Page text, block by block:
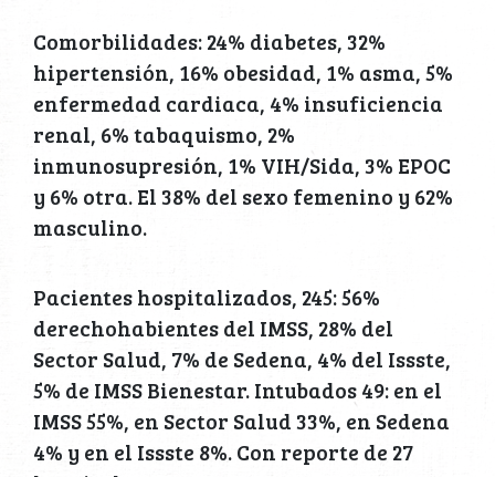
Comorbilidades: 24% diabetes, 32%
hipertensión, 16% obesidad, 1% asma, 5%
enfermedad cardiaca, 4% insuficiencia
renal, 6% tabaquismo, 2%
inmunosupresión, 1% VIH/Sida, 3% EPOC
y 6% otra. El 38% del sexo femenino y 62%
masculino.
Pacientes hospitalizados, 245: 56%
derechohabientes del IMSS, 28% del
Sector Salud, 7% de Sedena, 4% del Issste,
5% de IMSS Bienestar. Intubados 49: en el
IMSS 55%, en Sector Salud 33%, en Sedena
4% y en el Issste 8%. Con reporte de 27